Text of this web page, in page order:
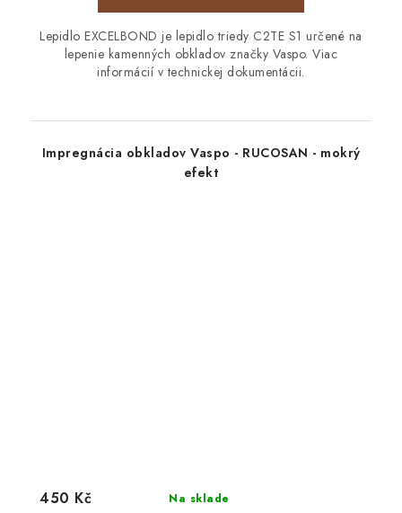
Lepidlo EXCELBOND je lepidlo triedy C2TE S1 určené na
lepenie kamenných obkladov značky Vaspo. Viac
informácií v technickej dokumentácii.
Impregnácia obkladov Vaspo - RUCOSAN - mokrý
efekt
Na sklade
450 Kč